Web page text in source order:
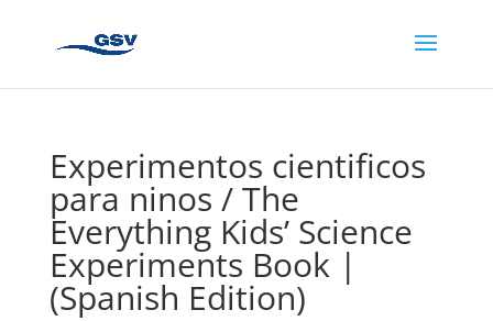
Experimentos cientificos
para ninos / The
Everything Kids’ Science
Experiments Book |
(Spanish Edition)